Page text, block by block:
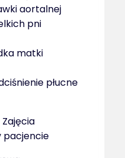
aortalnej
pni
matki
płucne
Zajęcia
pacjencie